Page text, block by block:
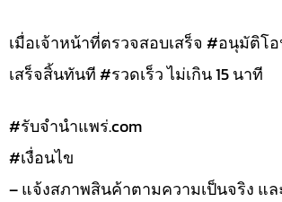
เมื่อเจ้าหน้าที่ตรวจสอบเสร็จ #อนุมัติโ
เสร็จสิ้นทันที #รวดเร็ว ไม่เกิน 15 นาที
#รับจํานําแพร่.com
#เงื่อนไข
– แจ้งสภาพสินค้าตามความเป็นจริง แล